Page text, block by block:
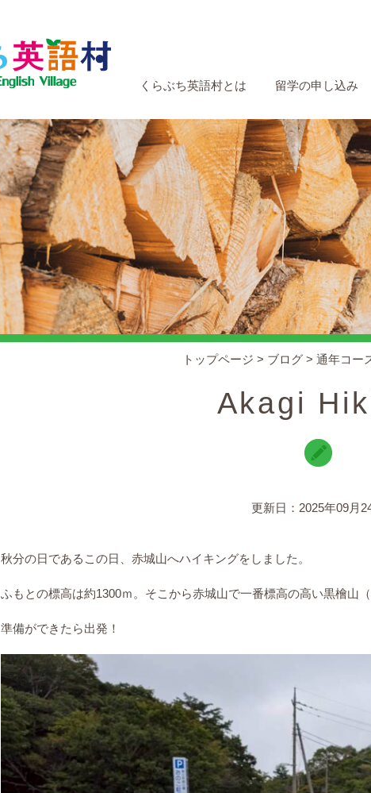
くらぶち英語村とは 留学の申し込み
トップページ > ブログ> 通年コー
Akagi
更新日：2025年09月
秋分の日であるこの日、赤城山へハイキングをしました。
ふもとの標高は約1300ｍ。そこから赤城山で一番標高の高い黒檜山
準備ができたら出発！